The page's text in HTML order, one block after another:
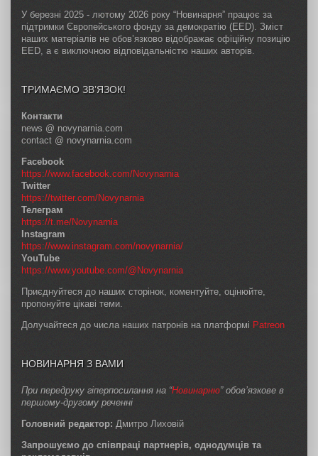
У березні 2025 - лютому 2026 року “Новинарня” працює за
підтримки Європейського фонду за демократію (EED). Зміст
наших матеріалів не обов’язково відображає офіційну позицію
EED, а є виключною відповідальністю наших авторів.
ТРИМАЄМО ЗВ’ЯЗОК!
Контакти
news @ novynarnia.com
contact @ novynarnia.com
Facebook
https://www.facebook.com/Novynarnia
Twitter
https://twitter.com/Novynarnia
Телеграм
https://t.me/Novynarnia
Instagram
https://www.instagram.com/novynarnia/
YouTube
https://www.youtube.com/@Novynarnia
Приєднуйтеся до наших сторінок, коментуйте, оцінюйте,
пропонуйте цікаві теми.
Долучайтеся до числа наших патронів на платформі Patreon
НОВИНАРНЯ З ВАМИ
При передруку гіперпосилання на “Новинарню” обов’язкове в
першому-другому реченні
Головний редактор: Дмитро Лиховій
Запрошуємо до співпраці партнерів, однодумців та